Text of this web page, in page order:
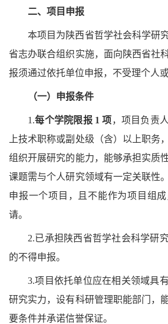
二、项目申报
本项目为陕西省哲学社会科学研
省志办联合组织实施，面向陕西省社
报须通过依托单位申报，不受理个人
（一）申报条件
1.每个学院限报 1 项 ，项目负责
上技术职称或副处级（含）以上职务
组织开展研究的能力，能够承担实质
课题需与个人研究领域有一定关联性
申报一个项目，且不能作为项目组
请。
2.已承担陕西省哲学社会科学研
的不得申报。
3.项目依托单位应在相关领域具
研究实力，设有科研管理职能部门，
要条件并承诺信誉保证。